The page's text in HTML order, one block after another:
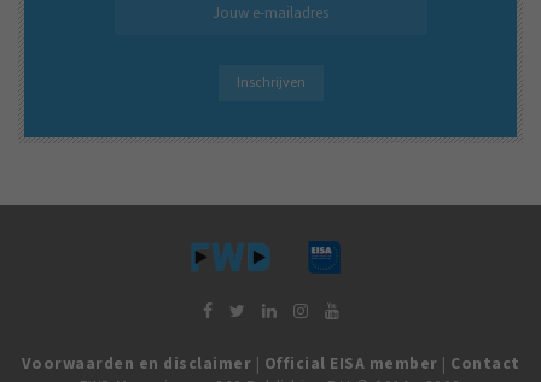
Voorwaarden en disclaimer | Official EISA member | Contact